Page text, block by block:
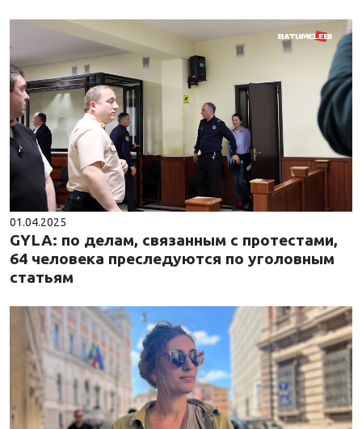
01.04.2025
GYLA: по делам, связанным с протестами,
64 человека преследуются по уголовным
статьям